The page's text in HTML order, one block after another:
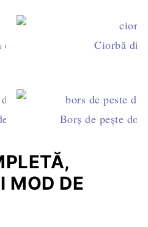
cu legume, ușoară și dietetică
Ciorbă din
peşte Borș de pește
MOD DE